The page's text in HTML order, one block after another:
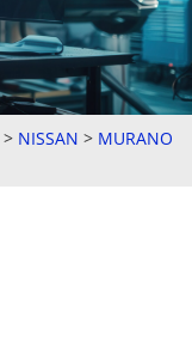
> NISSAN > MURANO